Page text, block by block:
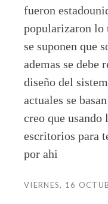
fueron
popularizaron lo
se suponen que
ademas se debe
diseño del
actuales se
creo que
escritorios para
por ahi
VIERNES, 16